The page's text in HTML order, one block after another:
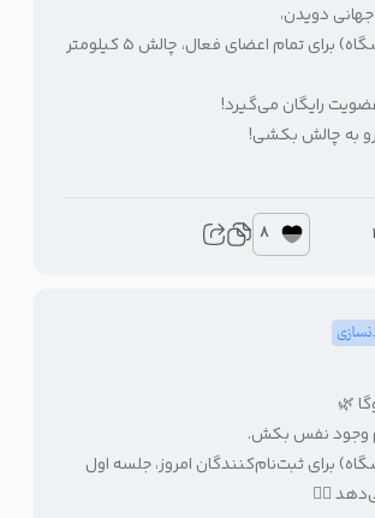
دویدن،
باشگاه (نام باشگاه) برای تمام اعضای فعال، چالش ۵ کیلومتر
رایگان می‌گیرد!
به چالش بکشی!
8
🌿
وجود نفس بکش.
برای ثبت‌نام‌کنندگان امروز، جلسه اول
🧘‍♀️